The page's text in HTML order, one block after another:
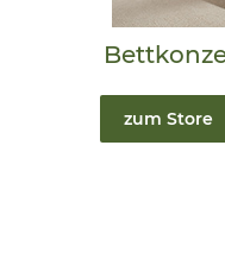
zum Store